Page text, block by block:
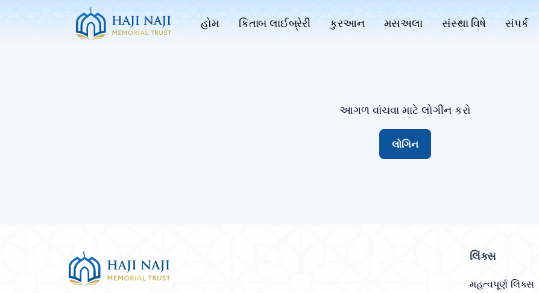
હોમ કિતાબ લાઈબ્રેરી કુરઆન મસઅલા સંસ્થા વિષે સંપર્ક
આગળ વાંચવા માટે લોગીન કરો
લોગિન
લિંક્સ
મહત્વપૂર્ણ લિંક્સ